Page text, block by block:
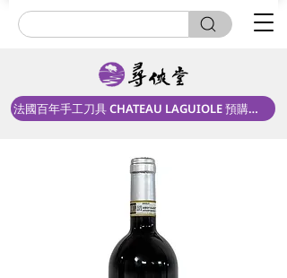
法國百年手工刀具 CHATEAU LAGUIOLE 預購中！